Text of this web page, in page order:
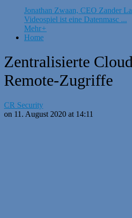
Jonathan Zwaan, CEO Zander
Videospiel ist eine Datenmasc ...
Mehr+
Home
Zentralisierte
Remote-Zugriffe
CR Security
on 11. August 2020 at 14:11